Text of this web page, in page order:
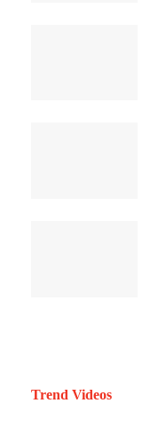
Trend Videos